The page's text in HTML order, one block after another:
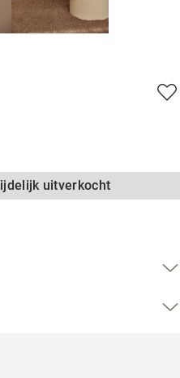
Alle
uitverkocht